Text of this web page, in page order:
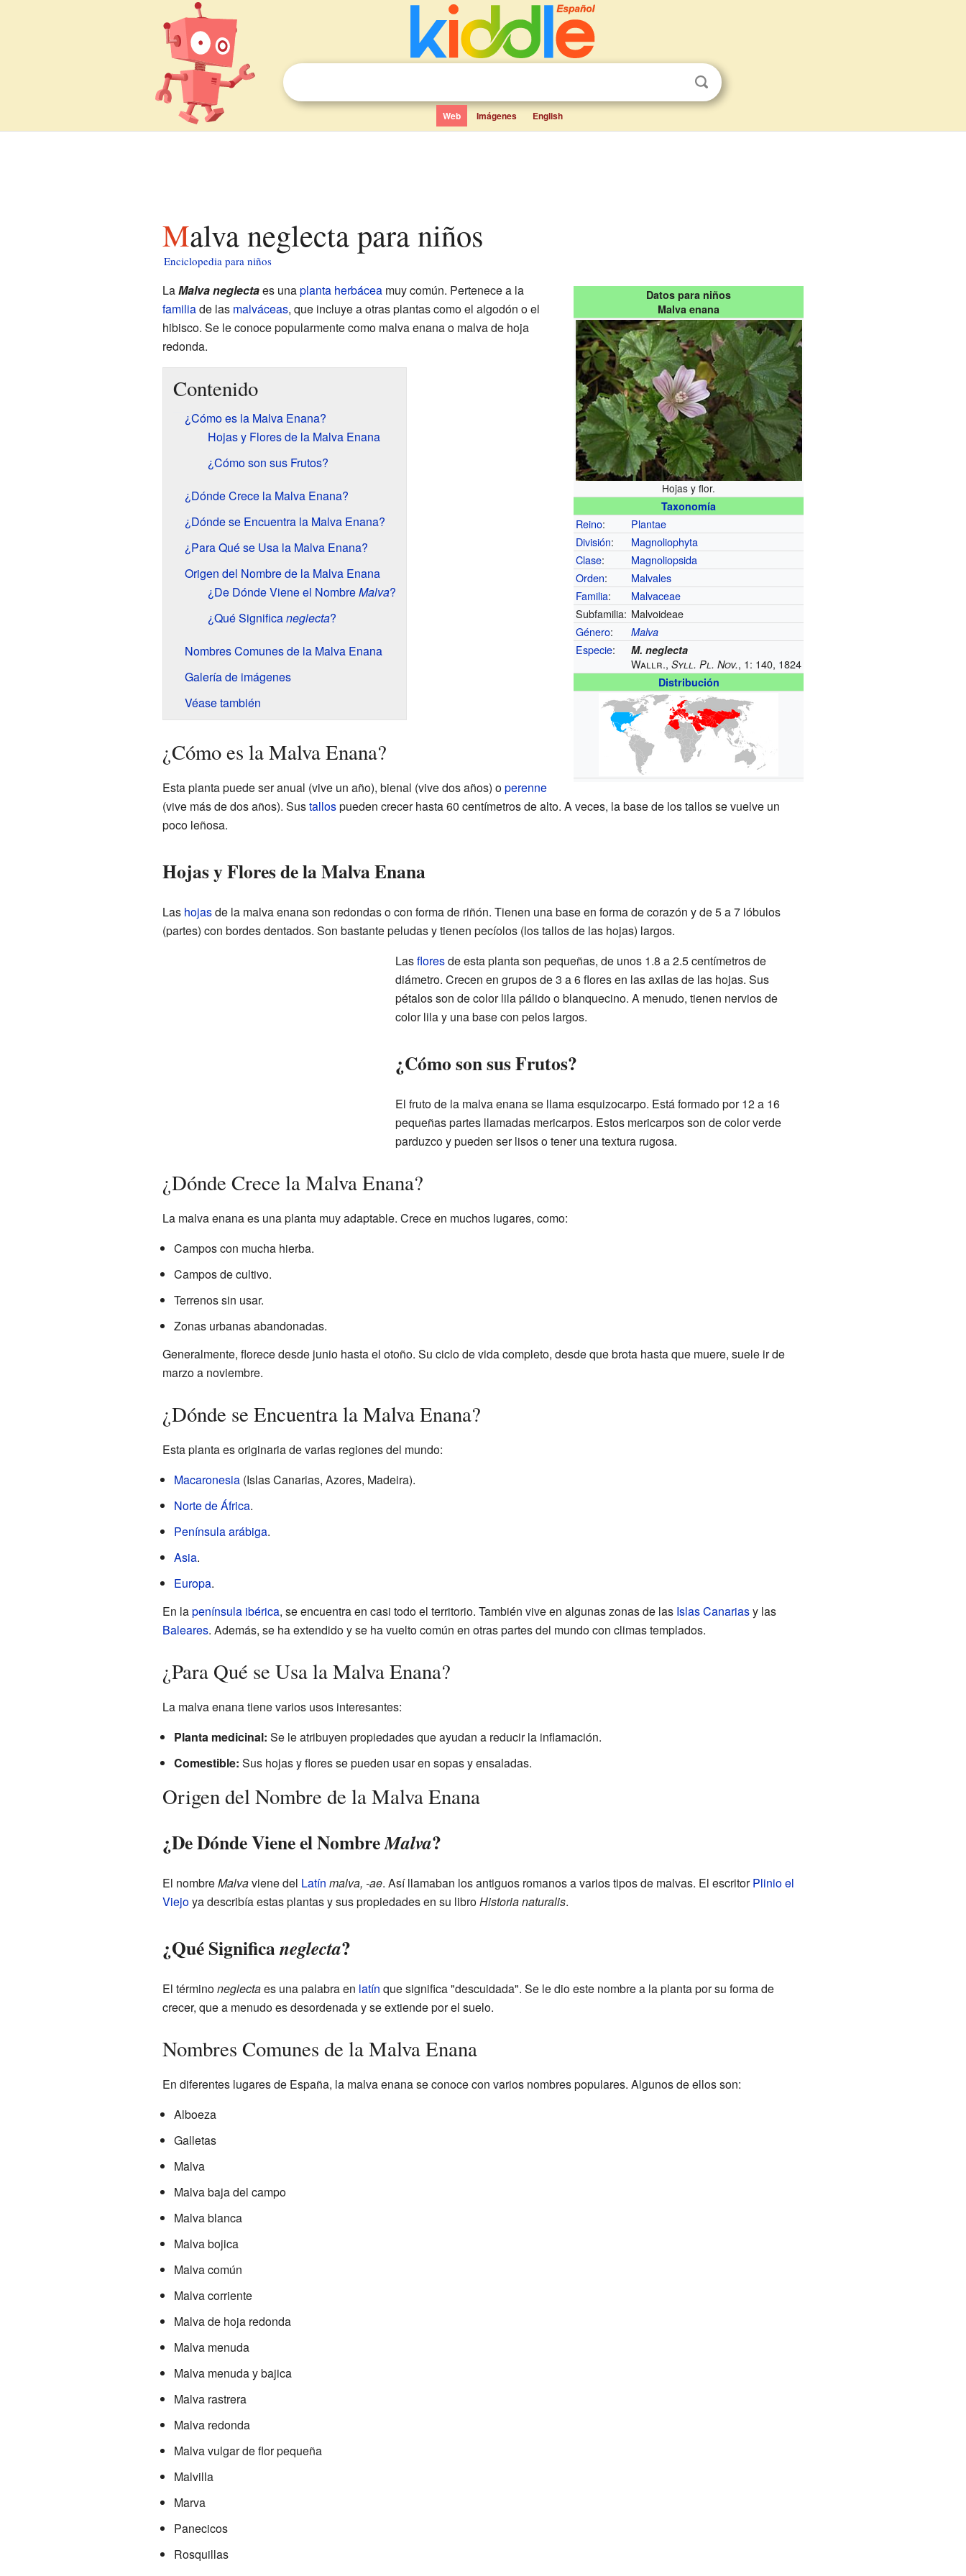
Web Imágenes English
Malva neglecta para niños
Enciclopedia para niños
Datos para niños
Malva enana
Hojas y flor.
Taxonomía
Reino:
Plantae
División:
Magnoliophyta
Clase:
Magnoliopsida
Orden:
Malvales
Familia:
Malvaceae
Subfamilia: Malvoideae
Género: Malva
Especie: M. neglecta
Wallr.,Syll. Pl. Nov., 1: 140, 1824
Distribución
LaMalva neglectaes unaplanta herbáceamuy común. Pertenece a la
familiade las malváceas, que incluye a otras plantas como el algodón o el
hibisco. Se le conoce popularmente como malva enana o malva de hoja
redonda.
Contenido
¿Cómo es la Malva Enana?
Hojas y Flores de la Malva Enana
¿Cómo son sus Frutos?
¿Dónde Crece la Malva Enana?
¿Dónde se Encuentra la Malva Enana?
¿Para Qué se Usa la Malva Enana?
Origen del Nombre de la Malva Enana
¿De Dónde Viene el NombreMalva?
¿Qué Significaneglecta?
Nombres Comunes de la Malva Enana
Galería de imágenes
Véase también
¿Cómo es la Malva Enana?
Esta planta puede ser anual (vive un año), bienal (vive dos años) operenne
(vive más de dos años). Sustallospueden crecer hasta 60 centímetros de alto. A veces, la base de los tallos se vuelve un
poco leñosa.
Hojas y Flores de la Malva Enana
Las hojasde la malva enana son redondas o con forma de riñón. Tienen una base en forma de corazón y de 5 a 7 lóbulos
(partes) con bordes dentados. Son bastante peludas y tienen pecíolos (los tallos de las hojas) largos.
Lasfloresde esta planta son pequeñas, de unos 1.8 a 2.5 centímetros de
diámetro. Crecen en grupos de 3 a 6 flores en las axilas de las hojas. Sus
pétalos son de color lila pálido o blanquecino. A menudo, tienen nervios de
color lila y una base con pelos largos.
¿Cómo son sus Frutos?
El fruto de la malva enana se llama esquizocarpo. Está formado por 12 a 16
pequeñas partes llamadas mericarpos. Estos mericarpos son de color verde
parduzco y pueden ser lisos o tener una textura rugosa.
¿Dónde Crece la Malva Enana?
La malva enana es una planta muy adaptable. Crece en muchos lugares, como:
Campos con mucha hierba.
Campos de cultivo.
Terrenos sin usar.
Zonas urbanas abandonadas.
Generalmente, florece desde junio hasta el otoño. Su ciclo de vida completo, desde que brota hasta que muere, suele ir de
marzo a noviembre.
¿Dónde se Encuentra la Malva Enana?
Esta planta es originaria de varias regiones del mundo:
Macaronesia(Islas Canarias, Azores, Madeira).
Norte de África.
Península arábiga.
Asia.
Europa.
En lapenínsula ibérica, se encuentra en casi todo el territorio. También vive en algunas zonas de las Islas Canariasy las
Baleares. Además, se ha extendido y se ha vuelto común en otras partes del mundo con climas templados.
¿Para Qué se Usa la Malva Enana?
La malva enana tiene varios usos interesantes:
Planta medicinal: Se le atribuyen propiedades que ayudan a reducir la inflamación.
Comestible: Sus hojas y flores se pueden usar en sopas y ensaladas.
Origen del Nombre de la Malva Enana
¿De Dónde Viene el NombreMalva?
El nombreMalvaviene del Latín malva, -ae. Así llamaban los antiguos romanos a varios tipos de malvas. El escritorPlinio el
Viejoya describía estas plantas y sus propiedades en su libroHistoria naturalis.
¿Qué Significaneglecta?
El términoneglectaes una palabra en latín que significa "descuidada". Se le dio este nombre a la planta por su forma de
crecer, que a menudo es desordenada y se extiende por el suelo.
Nombres Comunes de la Malva Enana
En diferentes lugares de España, la malva enana se conoce con varios nombres populares. Algunos de ellos son:
Alboeza
Galletas
Malva
Malva baja del campo
Malva blanca
Malva bojica
Malva común
Malva corriente
Malva de hoja redonda
Malva menuda
Malva menuda y bajica
Malva rastrera
Malva redonda
Malva vulgar de flor pequeña
Malvilla
Marva
Panecicos
Rosquillas